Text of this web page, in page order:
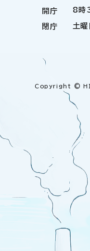
開庁 8時
閉庁 土曜
Copyright ©